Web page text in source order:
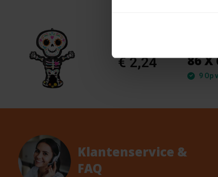
€ 2,24
86 X
9 Op
Klantenservice &
FAQ